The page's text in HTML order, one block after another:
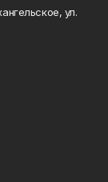
ул.